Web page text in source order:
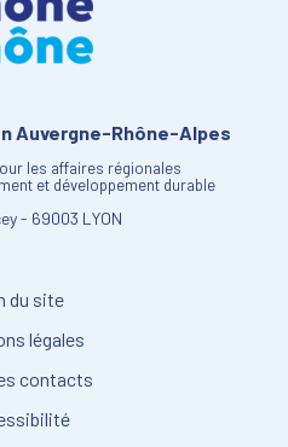
Auvergne-Rhône-Alpes
les affaires régionales
et développement durable
- 69003 LYON
du site
légales
contacts